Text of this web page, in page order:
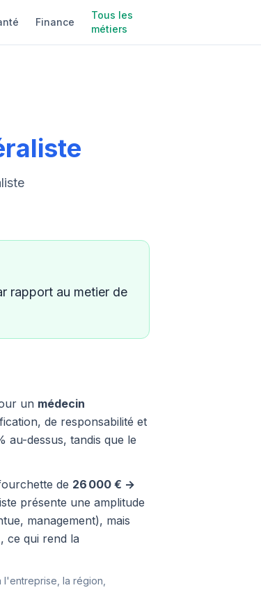
Finance
Tous les
métiers
rapport au metier de
un médecin
de responsabilité et
au-dessus, tandis que le
de 26 000 € →
présente une amplitude
management), mais
ce qui rend la
la région,